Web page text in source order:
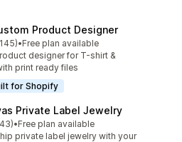
Product Designer
中
ュー数：145件
•Free plan available
designer for T-shirt &
print ready files
for Shopify
Private Label Jewelry
中
ュー数：43件
•Free plan available
private label jewelry with your